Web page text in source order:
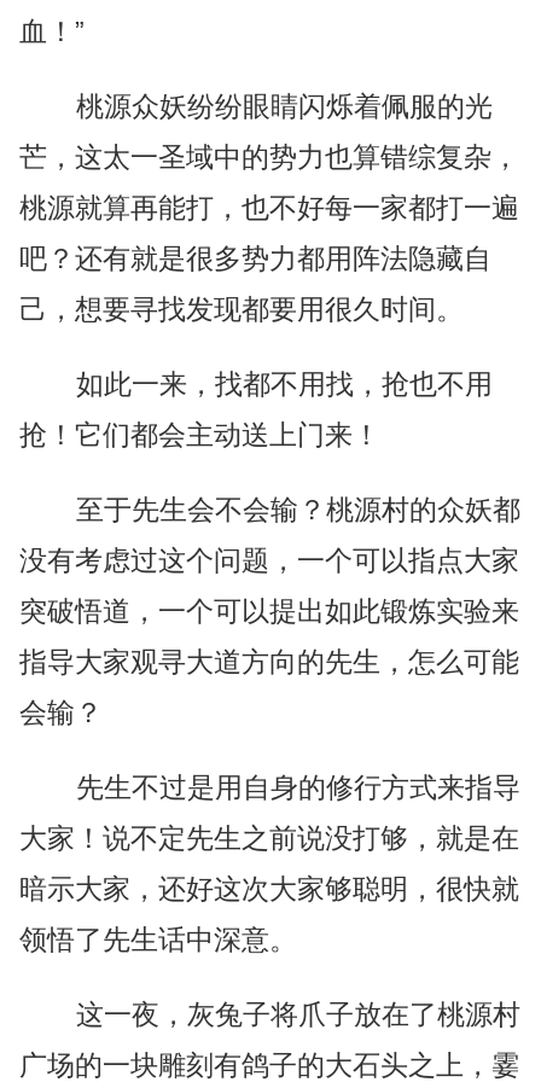
血！”
桃源众妖纷纷眼睛闪烁着佩服的光
芒，这太一圣域中的势力也算错综复杂，
桃源就算再能打，也不好每一家都打一遍
吧？还有就是很多势力都用阵法隐藏自
己，想要寻找发现都要用很久时间。
如此一来，找都不用找，抢也不用
抢！它们都会主动送上门来！
至于先生会不会输？桃源村的众妖都
没有考虑过这个问题，一个可以指点大家
突破悟道，一个可以提出如此锻炼实验来
指导大家观寻大道方向的先生，怎么可能
会输？
先生不过是用自身的修行方式来指导
大家！说不定先生之前说没打够，就是在
暗示大家，还好这次大家够聪明，很快就
领悟了先生话中深意。
这一夜，灰兔子将爪子放在了桃源村
广场的一块雕刻有鸽子的大石头之上，霎